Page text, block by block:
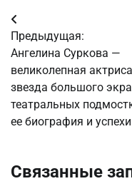
Навигация
по
записям
Предыдущая:
Ангелина Суркова —
великолепная
звезда большого
театральных
ее биография и успехи
Связанные